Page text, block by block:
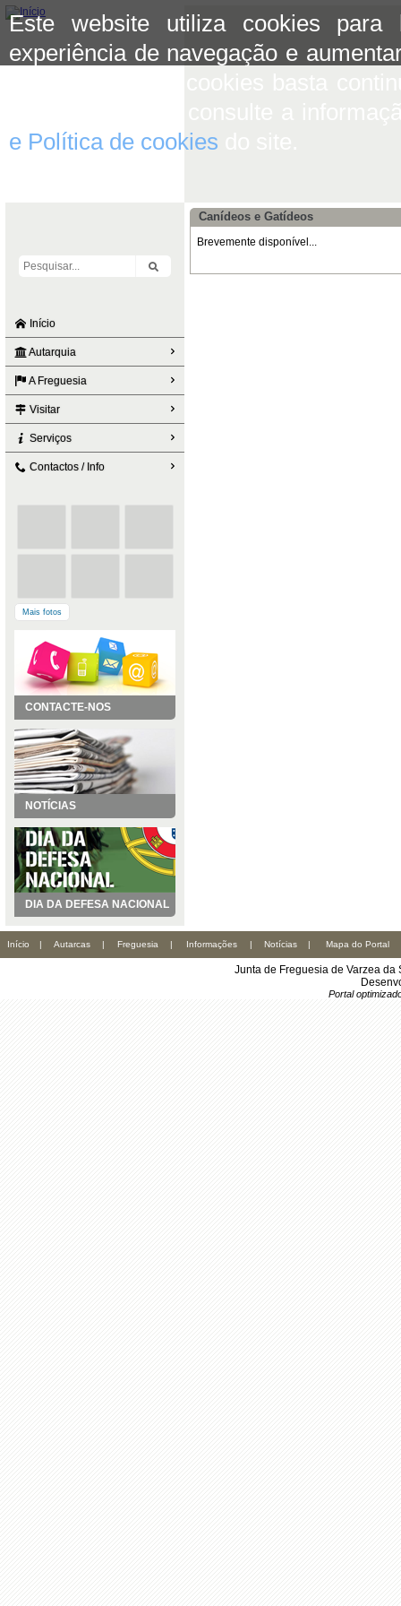
Este website utiliza cookies para
experiência de navegação e
e Política de cookies
Início
Autarquia
A Freguesia
Visitar
Serviços
Contactos / Info
Mais fotos
CONTACTE-NOS
NOTÍCIAS
DIA DA DEFESA NACIONAL
Canídeos e Gatídeos
Brevemente disponível...
Início | Autarcas | Freguesia | Informações | Notícias | Mapa do Portal
Junta de Freguesia de Varzea
Portal